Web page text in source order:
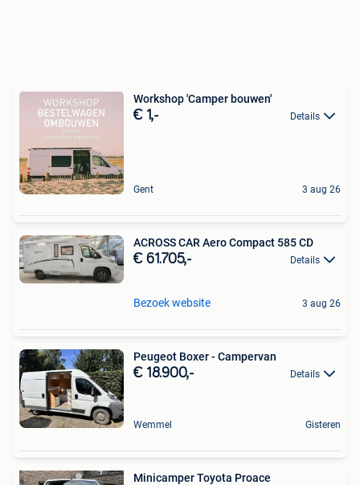
Workshop 'Camper bouwen'
€ 1,- Details
Gent 3 aug 26
ACROSS CAR Aero Compact 585 CD
€ 61.705,- Details
Bezoek website 3 aug 26
Peugeot Boxer - Campervan
€ 18.900,- Details
Wemmel Gisteren
Minicamper Toyota Proace